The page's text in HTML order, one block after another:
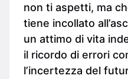
non ti aspetti, ma
tiene incollato
un attimo di vita
il ricordo di errori
l’incertezza del